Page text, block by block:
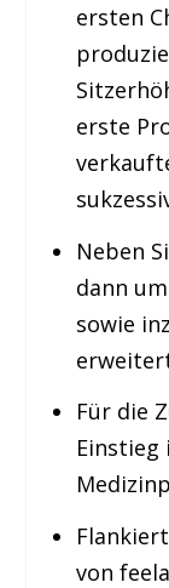
ersten
erste
Neben
dann
sowie
Für die
Einstieg
von